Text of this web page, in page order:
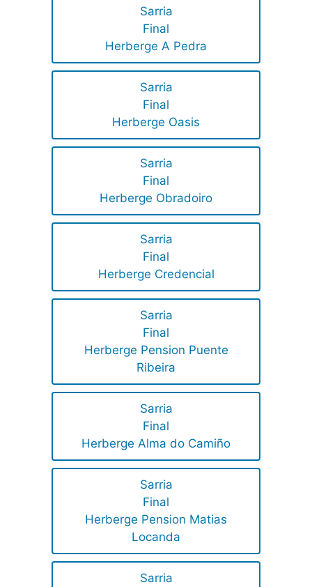
Sarria
Final
Herberge A Pedra
Sarria
Final
Herberge Oasis
Sarria
Final
Herberge Obradoiro
Sarria
Final
Herberge Credencial
Sarria
Final
Herberge Pension Puente
Ribeira
Sarria
Final
Herberge Alma do Camiño
Sarria
Final
Herberge Pension Matias
Locanda
Sarria